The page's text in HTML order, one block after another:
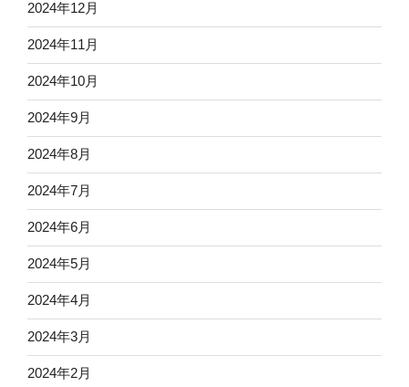
2024年12月
2024年11月
2024年10月
2024年9月
2024年8月
2024年7月
2024年6月
2024年5月
2024年4月
2024年3月
2024年2月